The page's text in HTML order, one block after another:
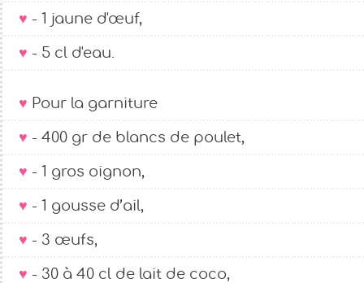
- 1 jaune d'œuf,
- 5 cl d'eau.
Pour la garniture
- 400 gr de blancs de poulet,
- 1 gros oignon,
- 1 gousse d’ail,
- 3 œufs,
- 30 à 40 cl de lait de coco,